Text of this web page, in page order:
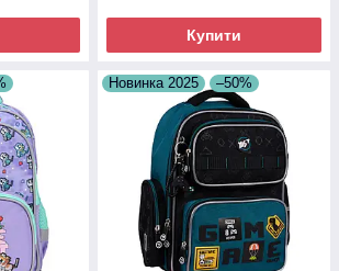
Купити
Новинка 2025 –50%